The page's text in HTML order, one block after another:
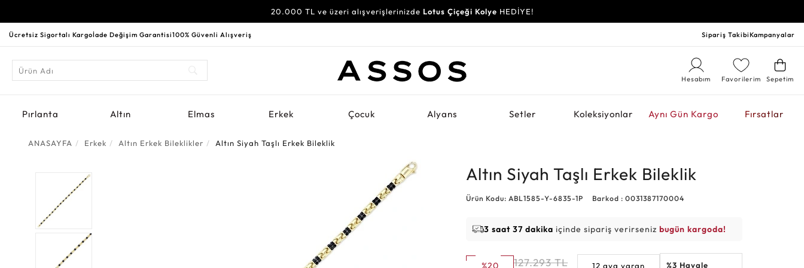
20.000 TL ve üzeri alışverişlerinizde Lotus Çiçeği Kolye HEDİYE!
Ücretsiz Sigortalı Kargoİade Değişim Garantisi100% Güvenli Alışveriş Sipariş TakibiKampanyalar
Sepetim
Favorilerim
Hesabım
Pırlanta Altın Elmas Erkek Çocuk Alyans Setler Koleksiyonlar Aynı Gün Kargo Fırsatlar
ANASAYFA Erkek Altın Erkek Bileklikler Altın Siyah Taşlı Erkek Bileklik
Altın Siyah Taşlı Erkek Bileklik
Ürün Kodu: ABL1585-Y-6835-1P Barkod : 0031387170004
3 saat 37 dakika içinde sipariş verirsenizbugün kargoda!
%20
127.293 TL
12 aya varan
%3 Havale